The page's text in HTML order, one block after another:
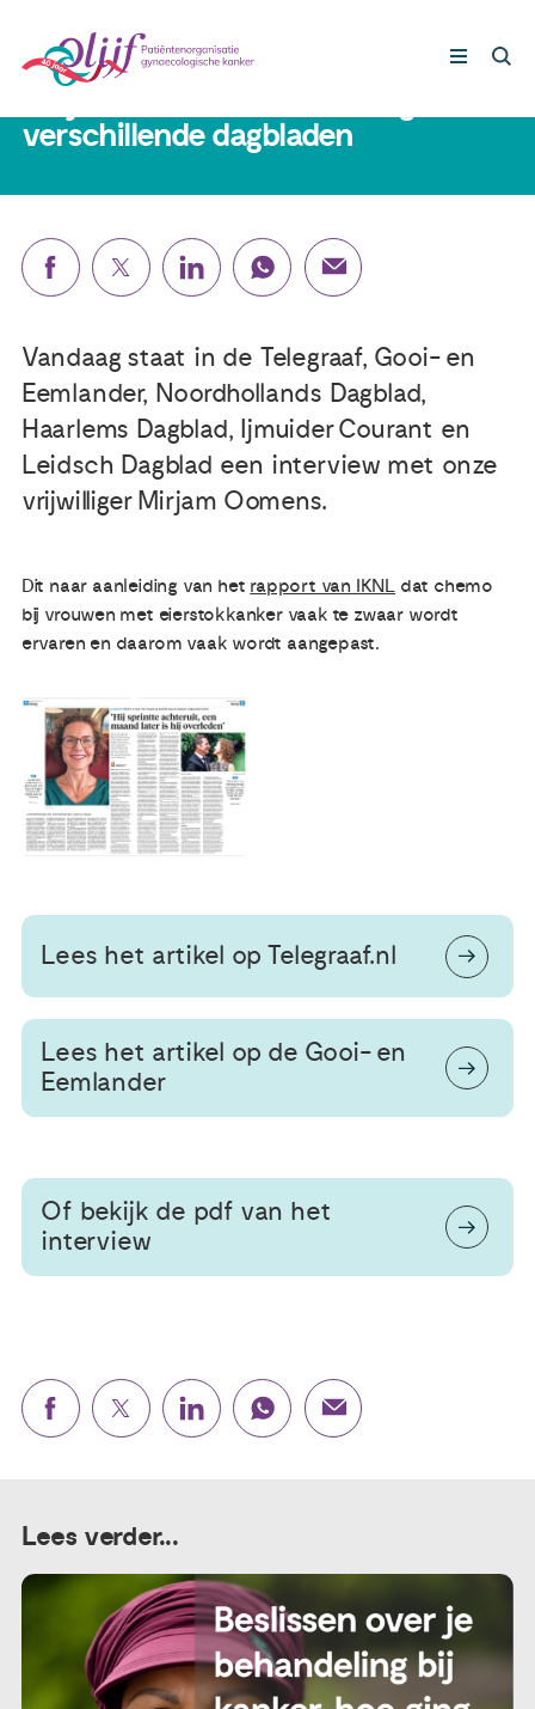
Nieuws
Publicaties
Over ons
Contact
Lotgenoten
Leven met/na kanker
Steun ons
25 september 2025
verschillende dagbladen
Vandaag staat in de Telegraaf, Gooi- en
Eemlander, Noordhollands Dagblad,
Haarlems Dagblad, Ijmuider Courant en
Leidsch Dagblad een interview met onze
vrijwilliger Mirjam Oomens.
Dit naar aanleiding van het rapport van IKNL dat chemo
bij vrouwen met eierstokkanker vaak te zwaar wordt
ervaren en daarom vaak wordt aangepast.
Lees het artikel op Telegraaf.nl
Lees het artikel op de Gooi- en
Eemlander
Of bekijk de pdf van het
interview
Lees verder...